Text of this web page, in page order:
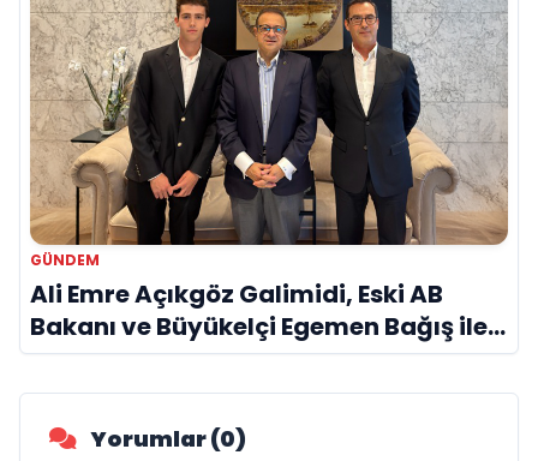
GÜNDEM
Ali Emre Açıkgöz Galimidi, Eski AB
Bakanı ve Büyükelçi Egemen Bağış ile
Bir Araya Geldi
Yorumlar (0)